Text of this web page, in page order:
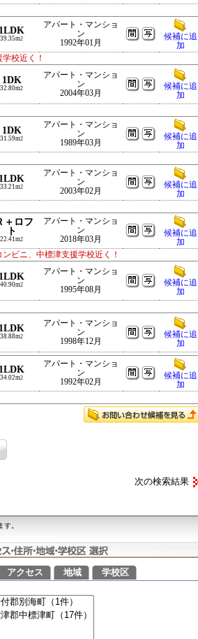
1LDK
39.35m2
アパート・マンショ
ン
1992年01月
候補に追
加
校近く！
1DK
32.80m2
アパート・マンショ
ン
2004年03月
候補に追
加
1DK
31.59m2
アパート・マンショ
ン
1989年03月
候補に追
加
1LDK
33.21m2
アパート・マンショ
ン
2003年02月
候補に追
加
＋ロフ
ト
22.41m2
アパート・マンショ
ン
2018年03月
候補に追
加
ニ、中標津支援学校近く！
1LDK
40.90m2
アパート・マンショ
ン
1995年08月
候補に追
加
1LDK
38.88m2
アパート・マンショ
ン
1998年12月
候補に追
加
1LDK
34.02m2
アパート・マンショ
ン
1992年02月
候補に追
加
次の検索結果
。
アクセス 地域 学校区